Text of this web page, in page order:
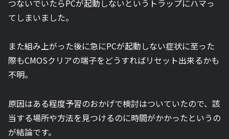
つないでいたらPCが起動しないというトラップにハマっ
てしまいました。
また組み上がった後に急にPCが起動しない症状に至った
際もCMOSクリアの端子をどうすればリセット出来るかも
不明。
原因はある程度予習のおかげで検討はついていたので、該
当する場所や方法を見つけるのに時間がかかったというの
が結論です。